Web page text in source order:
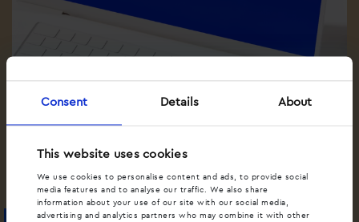
Consent Details About
This website uses cookies
We use cookies to personalise content and ads, to provide social
media features and to analyse our traffic. We also share
information about your use of our site with our social media,
advertising and analytics partners who may combine it with other
Lees artikel